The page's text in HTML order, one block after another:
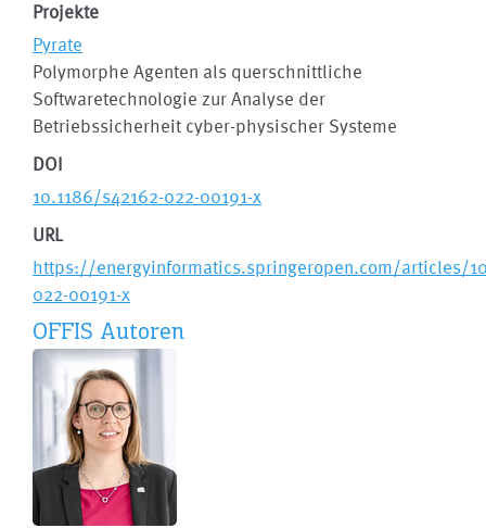
Projekte
Pyrate
Polymorphe Agenten als querschnittliche
Softwaretechnologie zur Analyse der
Betriebssicherheit cyber-physischer Systeme
DOI
10.1186/s42162-022-00191-x
URL
https://energyinformatics.springeropen.com/articles/
022-00191-x
OFFIS Autoren